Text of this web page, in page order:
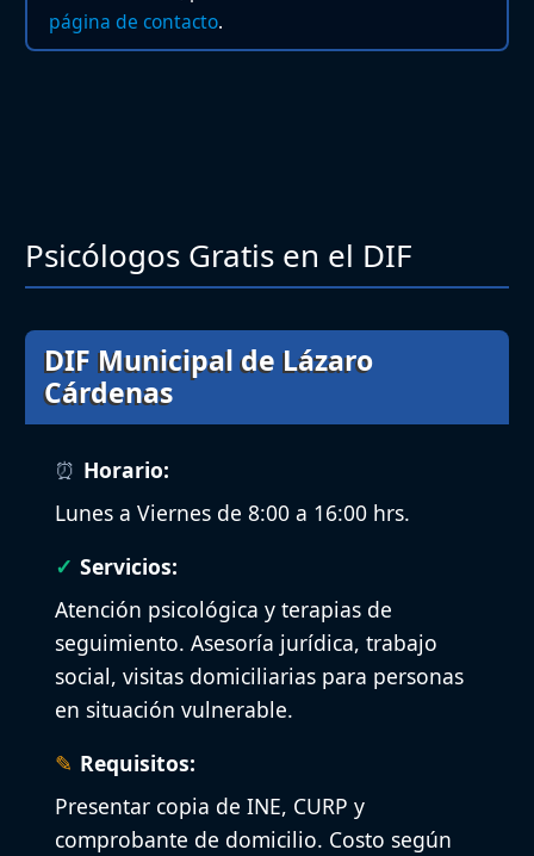
página de contacto.
Psicólogos Gratis en el DIF
DIF Municipal de Lázaro
Cárdenas
Horario:
Lunes a Viernes de 8:00 a 16:00 hrs.
Servicios:
Atención psicológica y terapias de
seguimiento. Asesoría jurídica, trabajo
social, visitas domiciliarias para personas
en situación vulnerable.
Requisitos:
Presentar copia de INE, CURP y
comprobante de domicilio. Costo según